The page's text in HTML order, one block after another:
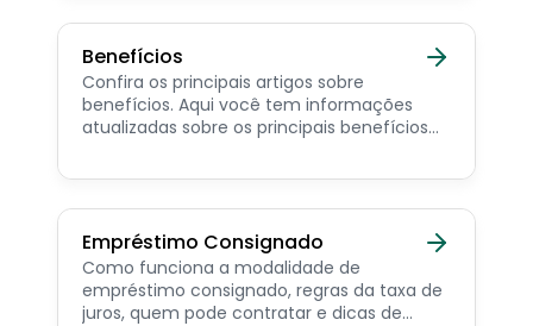
Benefícios
Confira os principais artigos sobre
benefícios. Aqui você tem informações
atualizadas sobre os principais benefícios
pensionista e beneficiários de programas
Empréstimo Consignado
Como funciona a modalidade de
empréstimo consignado, regras da taxa de
juros, quem pode contratar e dicas de